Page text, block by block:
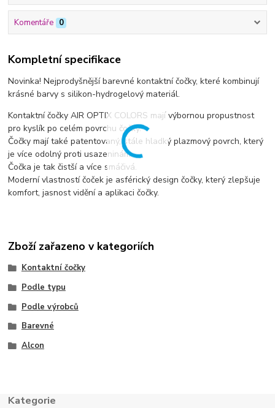
Komentáře 0
Kompletní specifikace
Novinka! Nejprodyšnější barevné kontaktní čočky, které kombinují
krásné barvy s silikon-hydrogelový materiál.
Kontaktní čočky AIR OPTIX COLORS mají výbornou propustnost
pro kyslík po celém povrchu čočky.
Čočky mají také patentovaný, stále hladký plazmový povrch, který
je více odolný proti usazeninám.
Čočka je tak čistší a více smáčivá.
Moderní vlastností čoček je asférický design čočky, který zlepšuje
komfort, jasnost vidění a aplikaci čočky.
Zboží zařazeno v kategoriích
Kontaktní čočky
Podle typu
Podle výrobců
Barevné
Alcon
Kategorie